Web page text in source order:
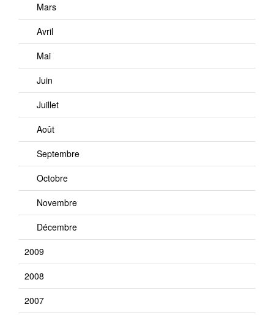
Mars
Avril
Mai
Juin
Juillet
Août
Septembre
Octobre
Novembre
Décembre
2009
2008
2007